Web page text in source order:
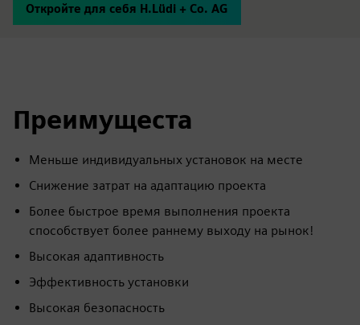
Откройте для себя H.Lüdi + Co. AG
Преимущеста
Меньше индивидуальных установок на месте
Снижение затрат на адаптацию проекта
Более быстрое время выполнения проекта
способствует более раннему выходу на рынок!
Высокая адаптивность
Эффективность установки
Высокая безопасность